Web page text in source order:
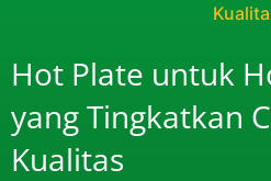
Hot Plate untuk
yang Tingkatkan
Kualitas